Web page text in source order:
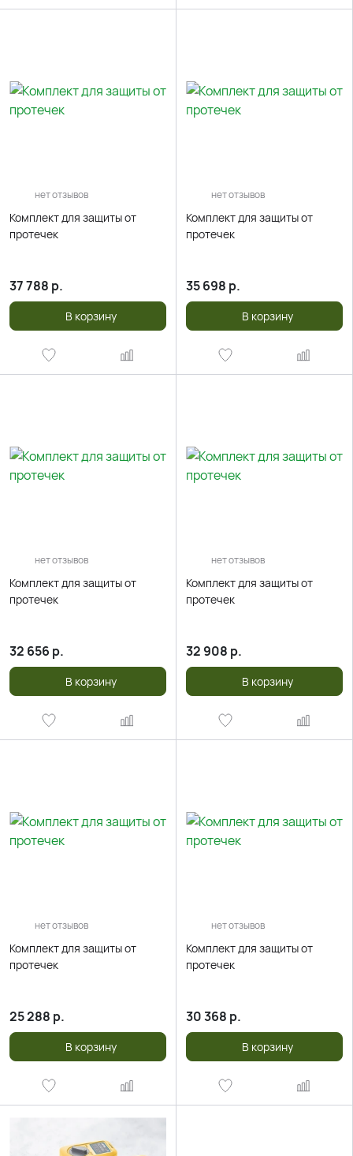
нет отзывов
Комплект для защиты от
протечек
37 788 р.
В корзину
нет отзывов
Комплект для защиты от
протечек
35 698 р.
В корзину
нет отзывов
Комплект для защиты от
протечек
32 656 р.
В корзину
нет отзывов
Комплект для защиты от
протечек
32 908 р.
В корзину
нет отзывов
Комплект для защиты от
протечек
25 288 р.
В корзину
нет отзывов
Комплект для защиты от
протечек
30 368 р.
В корзину